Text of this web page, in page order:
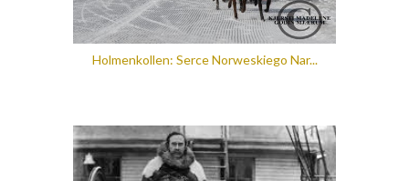
Holmenkollen: Serce Norweskiego Nar...